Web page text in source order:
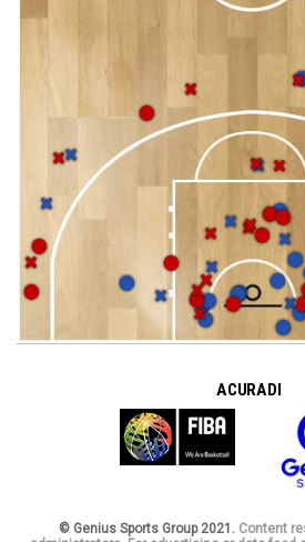
A CURA DI
© Genius Sports Group 2021. Content